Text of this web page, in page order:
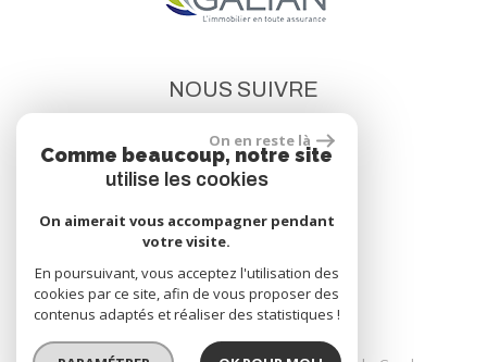
NOUS SUIVRE
On en reste là
Comme beaucoup, notre site
utilise les cookies
On aimerait vous accompagner pendant
votre visite.
En poursuivant, vous acceptez l'utilisation des
cookies par ce site, afin de vous proposer des
contenus adaptés et réaliser des statistiques !